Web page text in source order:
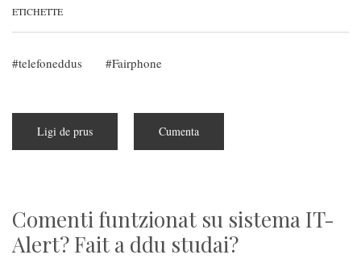
ETICHETTE
telefoneddus Fairphone
Ligi de prus
de
Cumenta
Comenti funtzionat su sistema IT-
Alert? Fait a ddu studai?